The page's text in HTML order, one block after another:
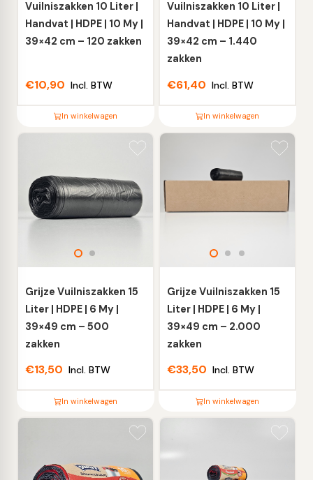
op
de
productpagina
op
de
productpagina
Vuilniszakken 10 Liter |
Handvat | HDPE | 10 My |
39×42 cm – 120 zakken
€10,90 Incl. BTW
In winkelwagen
Dit
meerdere
variaties.
Deze
worden
op
de
productpagina
Vuilniszakken 10 Liter |
Handvat | HDPE | 10 My |
39×42 cm – 1.440
zakken
€61,40 Incl. BTW
In winkelwagen
Dit
meerdere
variaties.
worden
op
de
productpagina
Grijze Vuilniszakken 15
Liter | HDPE | 6 My |
39×49 cm – 500
zakken
€13,50 Incl. BTW
In winkelwagen
Dit
meerdere
Grijze Vuilniszakken 15
Liter | HDPE | 6 My |
39×49 cm – 2.000
zakken
€33,50 Incl. BTW
In winkelwagen
Dit
heeft